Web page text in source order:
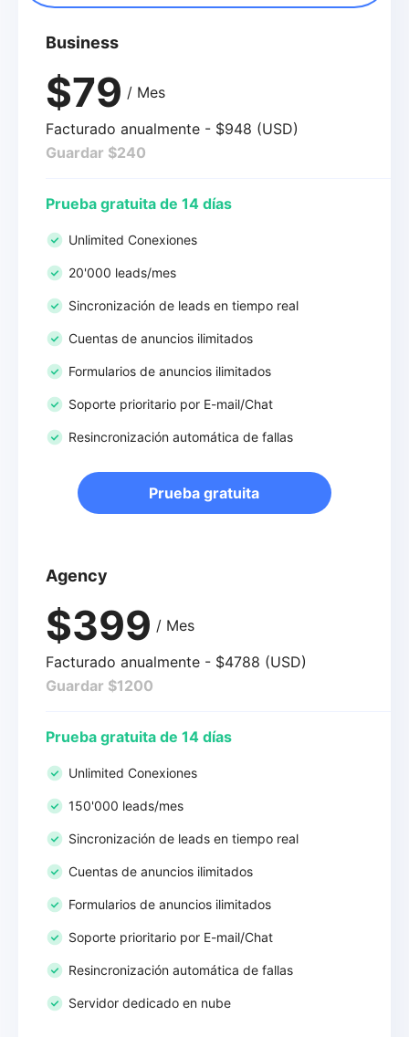
Business
$79 / Mes
Facturado anualmente - $948 (USD)
Guardar $240
Prueba gratuita de 14 días
Unlimited Conexiones
20'000 leads/mes
Sincronización de leads en tiempo real
Cuentas de anuncios ilimitados
Formularios de anuncios ilimitados
Soporte prioritario por E-mail/Chat
Resincronización automática de fallas
Prueba gratuita
Agency
$399 / Mes
Facturado anualmente - $4788 (USD)
Guardar $1200
Prueba gratuita de 14 días
Unlimited Conexiones
150'000 leads/mes
Sincronización de leads en tiempo real
Cuentas de anuncios ilimitados
Formularios de anuncios ilimitados
Soporte prioritario por E-mail/Chat
Resincronización automática de fallas
Servidor dedicado en nube